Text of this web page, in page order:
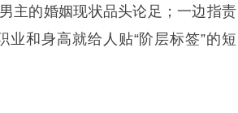
主的婚姻现状品头论足；一边指责
业和身高就给人贴“阶层标签”的短